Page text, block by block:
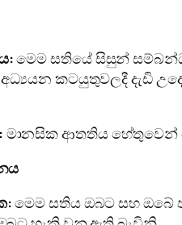
මෙම සතියේ සිසුන්
කටයුතුවලදී දැඩි
මානසික ආතතිය හේතුවෙන්
මෙම සතිය ඔබට සහ ඔබේ